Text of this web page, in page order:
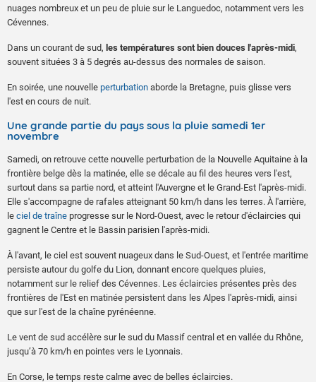
nuages nombreux et un peu de pluie sur le Languedoc, notamment vers les
Cévennes.
Dans un courant de sud, les températures sont bien douces l'après-midi,
souvent situées 3 à 5 degrés au-dessus des normales de saison.
En soirée, une nouvelle perturbation aborde la Bretagne, puis glisse vers
l'est en cours de nuit.
Une grande partie du pays sous la pluie samedi 1er
novembre
Samedi, on retrouve cette nouvelle perturbation de la Nouvelle Aquitaine à la
frontière belge dès la matinée, elle se décale au fil des heures vers l'est,
surtout dans sa partie nord, et atteint l'Auvergne et le Grand-Est l'après-midi.
Elle s'accompagne de rafales atteignant 50 km/h dans les terres. À l'arrière,
le ciel de traîne progresse sur le Nord-Ouest, avec le retour d'éclaircies qui
gagnent le Centre et le Bassin parisien l'après-midi.
À l'avant, le ciel est souvent nuageux dans le Sud-Ouest, et l'entrée maritime
persiste autour du golfe du Lion, donnant encore quelques pluies,
notamment sur le relief des Cévennes. Les éclaircies présentes près des
frontières de l'Est en matinée persistent dans les Alpes l'après-midi, ainsi
que sur l'est de la chaîne pyrénéenne.
Le vent de sud accélère sur le sud du Massif central et en vallée du Rhône,
jusqu’à 70 km/h en pointes vers le Lyonnais.
En Corse, le temps reste calme avec de belles éclaircies.